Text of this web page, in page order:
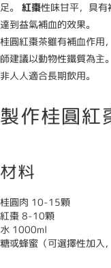
足。 紅棗性味甘平，具
達到益氣補血的效果。
桂圓紅棗茶雖有補血作用
師建議以動物性鐵質為主
非人人適合長期飲用。
製作桂圓紅
材料
桂圓肉 10-15顆
紅棗 8-10顆
水 1000ml
糖或蜂蜜（可選擇性加入